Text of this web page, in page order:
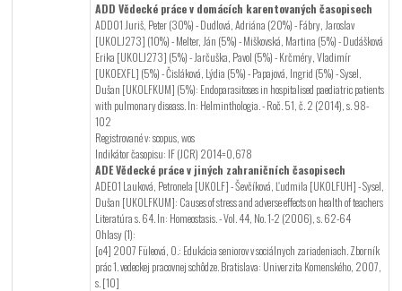
ADD Vědecké práce v domácích karentovaných časopisech
ADD01 Juriš, Peter (30%) - Dudlová, Adriána (20%) - Fábry, Jaroslav
[UKOLJ273] (10%) - Melter, Ján (5%) - Miškovská, Martina (5%) - Dudášková
Erika [UKOLJ273] (5%) - Jarčuška, Pavol (5%) - Krčméry, Vladimír
[UKOEXFL] (5%) - Čisláková, Lýdia (5%) - Papajová, Ingrid (5%) - Sysel,
Dušan [UKOLFKUM] (5%): Endoparasitoses in hospitalised paediatric patients
with pulmonary diseass. In: Helminthologia. - Roč. 51, č. 2 (2014), s. 98-
102
Registrované v: scopus, wos
Indikátor časopisu: IF (JCR) 2014=0,678
ADE Vědecké práce v jiných zahraničních časopisech
ADE01 Lauková, Petronela [UKOLF] - Ševčíková, Ľudmila [UKOLFUH] - Sysel,
Dušan [UKOLFKUM]: Causes of stress and adverse effects on health of teachers
Literatúra s. 64. In: Homeostasis. - Vol. 44, No. 1-2 (2006), s. 62-64
Ohlasy (1):
[o4] 2007 Füleová, O.: Edukácia seniorov v sociálnych zariadeniach. Zborník
prác 1. vedeckej pracovnej schôdze. Bratislava: Univerzita Komenského, 2007,
s. [10]